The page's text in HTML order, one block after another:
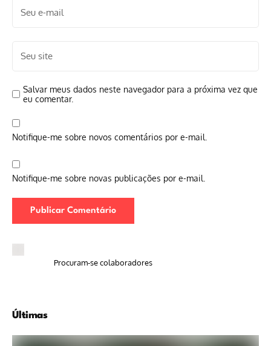
Salvar meus dados neste navegador para a próxima vez que
eu comentar.
Notifique-me sobre novos comentários por e-mail.
Notifique-me sobre novas publicações por e-mail.
Procuram-se colaboradores
Últimas